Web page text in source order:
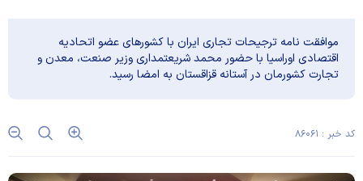
موافقت نامه ترجیحات تجاری ایران با کشورهای عضو اتحادیه
اقتصادی اوراسیا با حضور محمد شریعتمداری وزیر صنعت، معدن و
تجارت کشورمان در آستانه قزاقستان به امضا رسید.
کد خبر : ۸۶۰۶۱